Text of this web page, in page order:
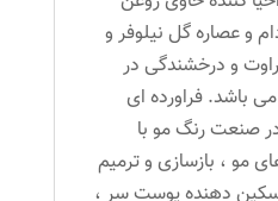
و عصاره گل نیلوفر و
و درخشندگی در
باشد. فراورده ای
صنعت رنگ مو با
مو ، بازسازی و ترمیم
دهنده پوست سر ،